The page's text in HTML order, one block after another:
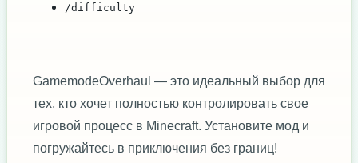
/difficulty
GamemodeOverhaul — это идеальный выбор для
тех, кто хочет полностью контролировать свое
игровой процесс в Minecraft. Установите мод и
погружайтесь в приключения без границ!